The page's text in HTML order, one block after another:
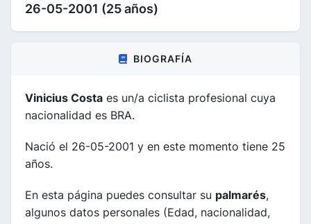
26-05-2001 (25 años)
BIOGRAFÍA
Vinicius Costa es un/a ciclista profesional cuya
nacionalidad es BRA.
Nació el 26-05-2001 y en este momento tiene 25
años.
En esta página puedes consultar su palmarés,
algunos datos personales (Edad, nacionalidad,